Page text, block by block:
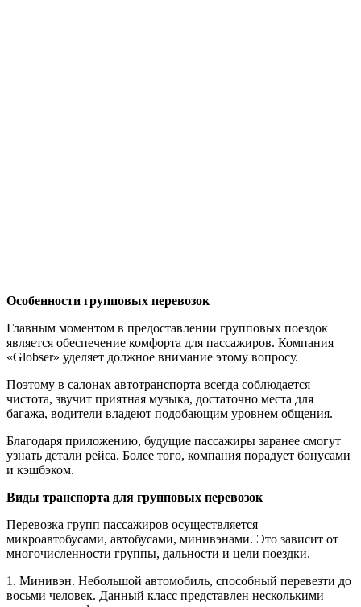
Особенности групповых перевозок
Главным моментом в предоставлении групповых поездок
является обеспечение комфорта для пассажиров. Компания
«Globser» уделяет должное внимание этому вопросу.
Поэтому в салонах автотранспорта всегда соблюдается
чистота, звучит приятная музыка, достаточно места для
багажа, водители владеют подобающим уровнем общения.
Благодаря приложению, будущие пассажиры заранее смогут
узнать детали рейса. Более того, компания порадует бонусами
и кэшбэком.
Виды транспорта для групповых перевозок
Перевозка групп пассажиров осуществляется
микроавтобусами, автобусами, минивэнами. Это зависит от
многочисленности группы, дальности и цели поездки.
1. Минивэн. Небольшой автомобиль, способный перевезти до
восьми человек. Данный класс представлен несколькими